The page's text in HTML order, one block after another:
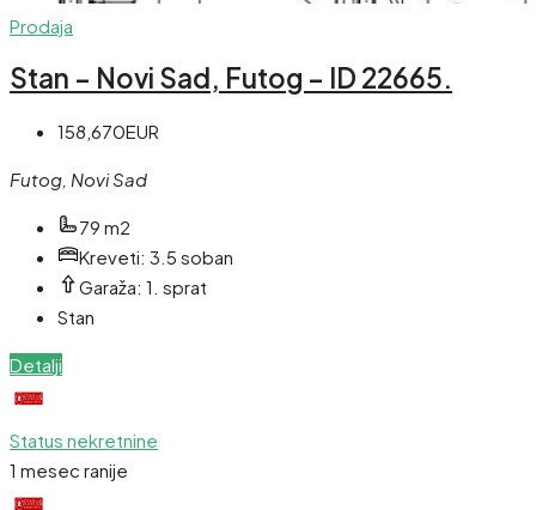
Prodaja
Stan – Novi Sad, Futog – ID 22665.
158,670EUR
Futog, Novi Sad
79 m2
Kreveti: 3.5 soban
Garaža: 1. sprat
Stan
Detalji
Status nekretnine
1 mesec ranije